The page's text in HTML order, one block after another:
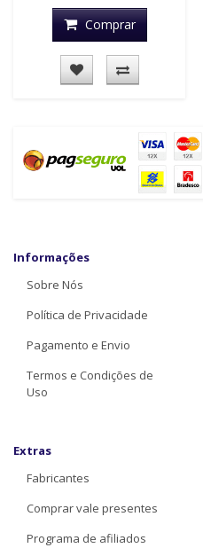
Comprar
Informações
Sobre Nós
Política de Privacidade
Pagamento e Envio
Termos e Condições de
Uso
Extras
Fabricantes
Comprar vale presentes
Programa de afiliados